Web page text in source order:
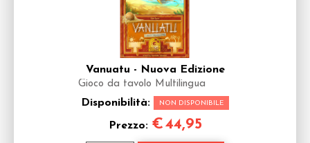
Vanuatu - Nuova Edizione
Gioco da tavolo Multilingua
Disponibilità: NON DISPONIBILE
Prezzo: €44,95